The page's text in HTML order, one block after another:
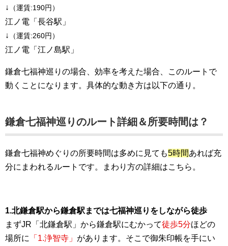
↓
（運賃:190円）
江ノ電「長谷駅」
↓
（運賃:260円）
江ノ電「江ノ島駅」
鎌倉七福神巡りの場合、効率を考えた場合、このルートで
動くことになります。具体的な動き方は以下の通り。
鎌倉七福神巡りのルート詳細＆所要時間は？
鎌倉七福神めぐりの所要時間は多めに見ても5時間あれば充
分にまわれるルートです。まわり方の詳細はこちら。
1.北鎌倉駅から鎌倉駅までは七福神巡りをしながら徒歩
まずJR「北鎌倉駅」から鎌倉駅にむかって徒歩5分ほどの
場所に
「1.浄智寺」 があります。そこで御朱印帳を手にい